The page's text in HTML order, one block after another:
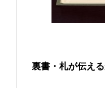
裏書・札が伝え